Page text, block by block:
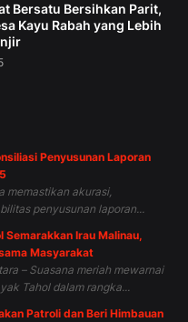
Bersatu Bersihkan Parit,
Kayu Rabah yang Lebih
Penyusunan Laporan
memastikan akurasi,
penyusunan laporan...
Semarakkan Irau Malinau,
Masyarakat
– Suasana meriah mewarnai
Tahol dalam rangka...
Patroli dan Beri Himbauan